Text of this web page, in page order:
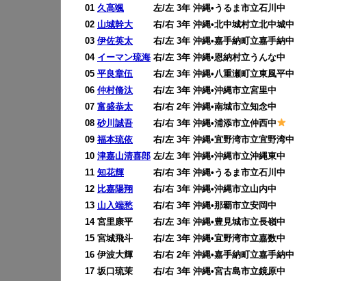
01 久高颯 左/左 3年 沖縄•うるま市立石川中
02 山城幹大 右/右 3年 沖縄•北中城村立北中城中
03 伊佐英太 右/左 3年 沖縄•嘉手納町立嘉手納中
04 イーマン琉海 右/左 3年 沖縄•恩納村立うんな中
05 平良章伍 右/左 3年 沖縄•八重瀬町立東風平中
06 仲村脩汰 右/左 3年 沖縄•沖縄市立宮里中
07 富盛恭太 右/右 2年 沖縄•南城市立知念中
08 砂川誠吾 右/右 3年 沖縄•浦添市立仲西中
09 福本琉依 右/左 3年 沖縄•宜野湾市立宜野湾中
10 津嘉山清喜郎 左/左 3年 沖縄•沖縄市立沖縄東中
11 知花輝 右/右 3年 沖縄•うるま市立石川中
12 比嘉陽翔 右/右 3年 沖縄•沖縄市立山内中
13 山入端愁 右/右 3年 沖縄•那覇市立安岡中
14 宮里康平 右/左 3年 沖縄•豊見城市立長嶺中
15 宮城飛斗 右/左 3年 沖縄•宜野湾市立嘉数中
16 伊波大輝 右/右 2年 沖縄•嘉手納町立嘉手納中
17 坂口琉茉 右/右 3年 沖縄•宮古島市立鏡原中